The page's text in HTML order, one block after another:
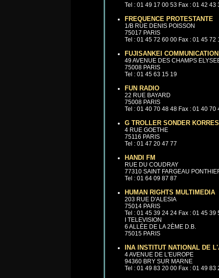
Tel : 01 49 17 00 53 Fax : 01 42 43
FREQUENCE PROTESTANTE
1/B RUE DENIS POISSON
75017 PARIS
Tel : 01 45 72 60 00 Fax : 01 45 72
FUJISANKEI
49 AVENUE DES CHAMPS
75008 PARIS
Tel : 01 45 63 15 19
FUN RADIO
22 RUE BAYARD
75008 PARIS
Tel : 01 40 70 48 48 Fax : 01 40 70
G TROLLER SONDER
4 RUE GOETHE
75116 PARIS
Tel : 01 47 20 47 77
HANDI FM
RUE DU COUDRAY
77310 SAINT FARGEAU
Tel : 01 64 09 87 87
HUMAN RIGHTS MULTIMEDIA
203 RUE D'ALESIA
75014 PARIS
Tel : 01 45 39 24 24 Fax : 01 45 39
I TELEVISION
6 ALLÉE DE LA 2ÈME D.B.
75015 PARIS
INA INSTITUT NATIONAL DE
4 AVENUE DE L'EUROPE
94360 BRY SUR MARNE
Tel : 01 49 83 20 00 Fax : 01 49 83